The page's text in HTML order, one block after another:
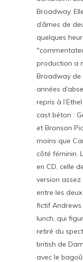
Broadway.
d’âmes de
quelques
production a
Broadway de
années
repris à
cast béton :
et Bronson
moins que
côté féminin.
en CD, celle
version
entre les
fictif Andrews
lunch, qui
retiré du
british de
avec le